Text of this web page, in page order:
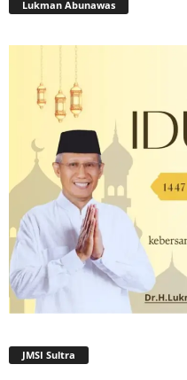
Lukman Abunawas
JMSI Sultra